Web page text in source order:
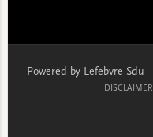
Powered by Lefebvre Sdu
DISCLAIMER